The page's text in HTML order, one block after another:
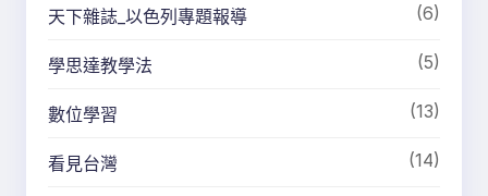
天下雜誌_以色列專題報導 (6)
學思達教學法 (5)
數位學習 (13)
看見台灣 (14)